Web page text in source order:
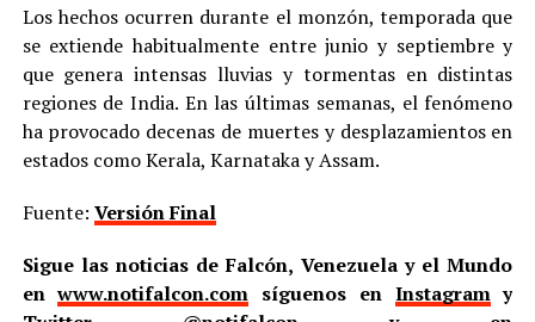
Los hechos ocurren durante el monzón, temporada que
se extiende habitualmente entre junio y septiembre y
que genera intensas lluvias y tormentas en distintas
regiones de India. En las últimas semanas, el fenómeno
ha provocado decenas de muertes y desplazamientos en
estados como Kerala, Karnataka y Assam.
Fuente: Versión Final
Sigue las noticias de Falcón, Venezuela y el Mundo
enwww.notifalcon.com síguenos en Instagramy